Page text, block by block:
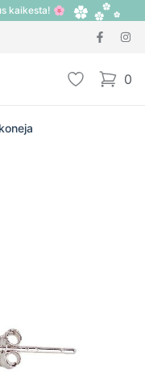
kaikesta! 🌸
Toivelista 0
items